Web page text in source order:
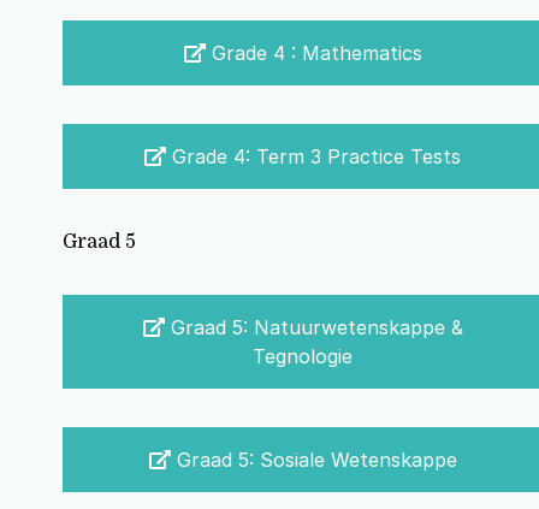
Grade 4 : Mathematics
Grade 4: Term 3 Practice Tests
Graad 5
Graad 5: Natuurwetenskappe &
Tegnologie
Graad 5: Sosiale Wetenskappe